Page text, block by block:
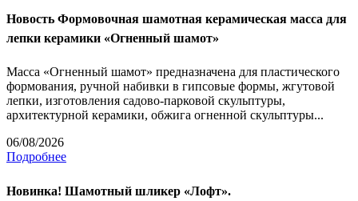
Новость Формовочная шамотная керамическая масса для
лепки керамики «Огненный шамот»
Масса «Огненный шамот» предназначена для пластического
формования, ручной набивки в гипсовые формы, жгутовой
лепки, изготовления садово-парковой скульптуры,
архитектурной керамики, обжига огненной скульптуры...
06/08/2026
Подробнее
Новинка! Шамотный шликер «Лофт».